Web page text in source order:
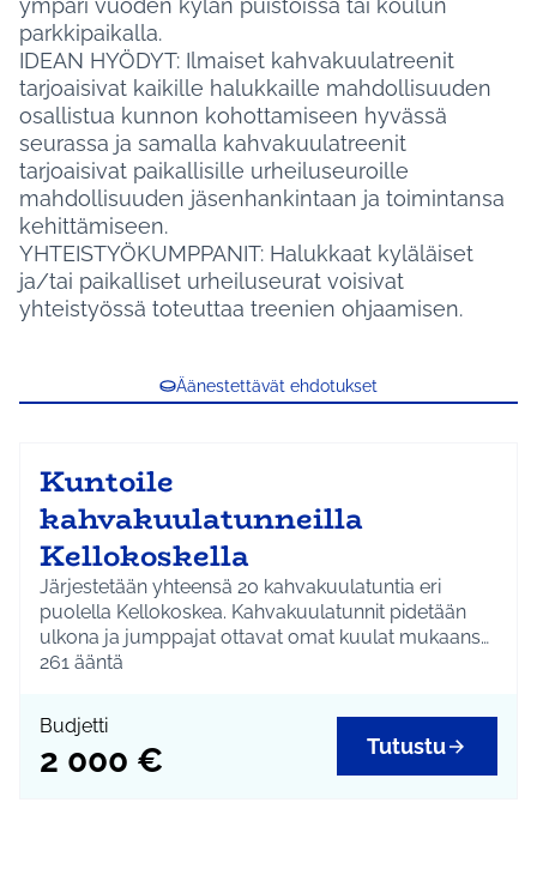
ympäri vuoden kylän puistoissa tai koulun
parkkipaikalla.
IDEAN HYÖDYT: Ilmaiset kahvakuulatreenit
tarjoaisivat kaikille halukkaille mahdollisuuden
osallistua kunnon kohottamiseen hyvässä
seurassa ja samalla kahvakuulatreenit
tarjoaisivat paikallisille urheiluseuroille
mahdollisuuden jäsenhankintaan ja toimintansa
kehittämiseen.
YHTEISTYÖKUMPPANIT: Halukkaat kyläläiset
ja/tai paikalliset urheiluseurat voisivat
yhteistyössä toteuttaa treenien ohjaamisen.
Äänestettävät ehdotukset
Kuntoile
kahvakuulatunneilla
Kellokoskella
Järjestetään yhteensä 20 kahvakuulatuntia eri
puolella Kellokoskea. Kahvakuulatunnit pidetään
ulkona ja jumppajat ottavat omat kuulat mukaansa.
Kustannukset koostuvat ohjaajakustannuksista.
261 ääntä
Budjetti
2 000 € Tutustu